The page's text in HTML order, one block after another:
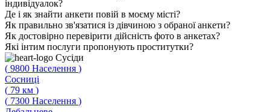
індивідуалок?
Де і як знайти анкети повій в моєму місті?
Як правильно зв'язатися із дівчиною з обраної анкети?
Як достовірно перевірити дійсність фото в анкетах?
Які інтим послуги пропонують проститутки?
Сусіди
( 9800 Населення )
Сосниці
( 79 км )
( 7300 Населення )